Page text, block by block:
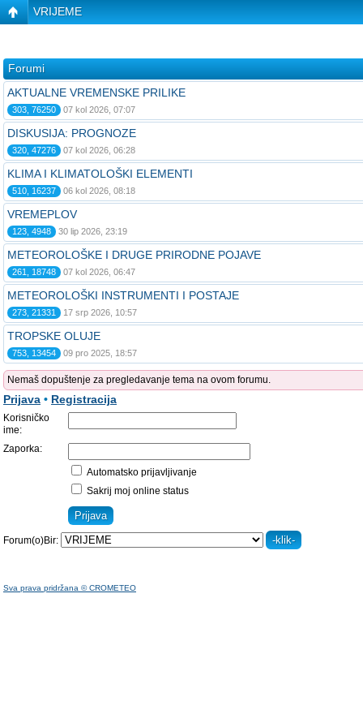
VRIJEME
Forumi
AKTUALNE VREMENSKE PRILIKE
303, 76250 07 kol 2026, 07:07
DISKUSIJA: PROGNOZE
320, 47276 07 kol 2026, 06:28
KLIMA I KLIMATOLOŠKI ELEMENTI
510, 16237 06 kol 2026, 08:18
VREMEPLOV
123, 4948 30 lip 2026, 23:19
METEOROLOŠKE I DRUGE PRIRODNE POJAVE
261, 18748 07 kol 2026, 06:47
METEOROLOŠKI INSTRUMENTI I POSTAJE
273, 21331 17 srp 2026, 10:57
TROPSKE OLUJE
753, 13454 09 pro 2025, 18:57
Nemaš dopuštenje za pregledavanje tema na ovom forumu.
Prijava • Registracija
Korisničko
ime:
Zaporka:
Automatsko prijavljivanje
Sakrij moj online status
Forum(o)Bir:
Sva prava pridržana © CROMETEO